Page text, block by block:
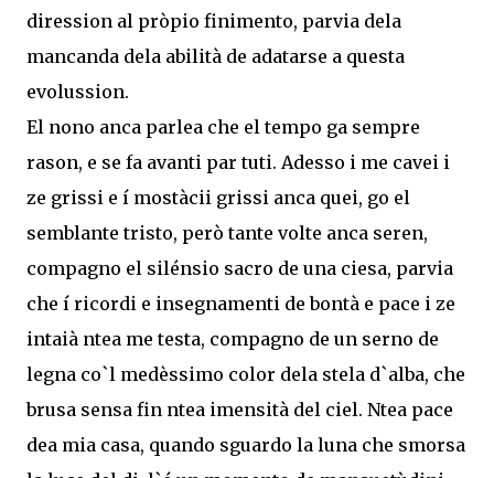
diression al pròpio finimento, parvia dela
mancanda dela abilità de adatarse a questa
evolussion.
El nono anca parlea che el tempo ga sempre
rason, e se fa avanti par tuti. Adesso i me cavei i
ze grissi e í mostàcii grissi anca quei, go el
semblante tristo, però tante volte anca seren,
compagno el silénsio sacro de una ciesa, parvia
che í ricordi e insegnamenti de bontà e pace i ze
intaià ntea me testa, compagno de un serno de
legna co`l medèssimo color dela stela d`alba, che
brusa sensa fin ntea imensità del ciel. Ntea pace
dea mia casa, quando sguardo la luna che smorsa